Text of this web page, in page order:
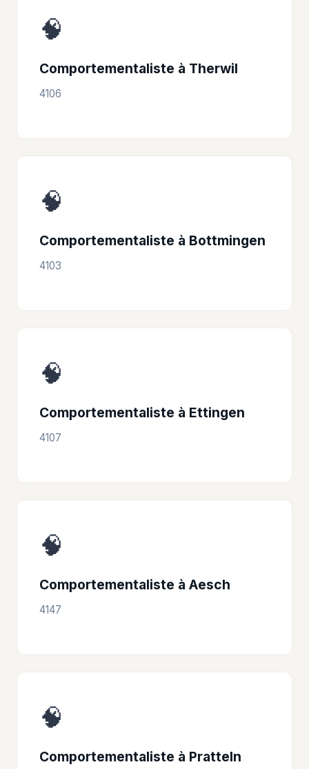
🧠
Comportementaliste à Therwil
4106
🧠
Comportementaliste à Bottmingen
4103
🧠
Comportementaliste à Ettingen
4107
🧠
Comportementaliste à Aesch
4147
🧠
Comportementaliste à Pratteln